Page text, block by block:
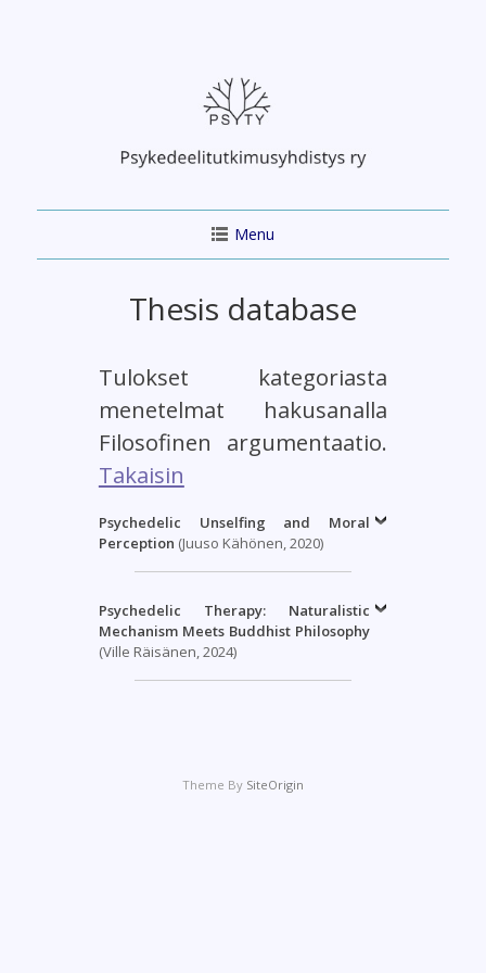
Menu
Thesis database
Tulokset kategoriasta
menetelmat hakusanalla
Filosofinen argumentaatio.
Takaisin
Psychedelic Unselfing and Moral
Perception (Juuso Kähönen, 2020)
Psychedelic Therapy: Naturalistic
Mechanism Meets Buddhist Philosophy
(Ville Räisänen, 2024)
Theme By SiteOrigin